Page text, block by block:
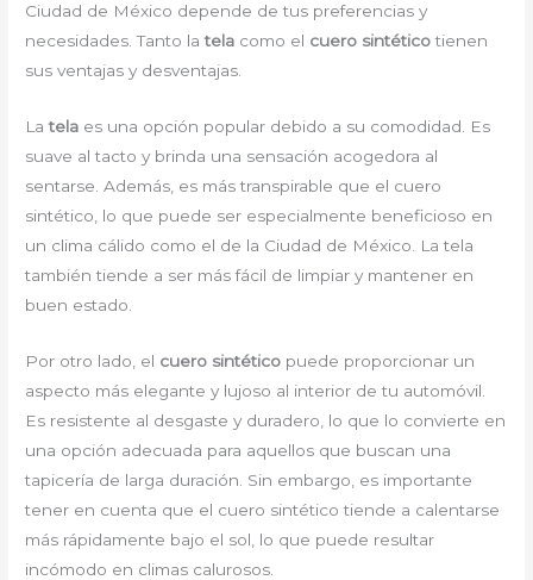
Ciudad de México depende de tus preferencias y
necesidades. Tanto latela como el cuero sintéticotienen
sus ventajas y desventajas.
Latela es una opción popular debido a su comodidad. Es
suave al tacto y brinda una sensación acogedora al
sentarse. Además, es más transpirable que el cuero
sintético, lo que puede ser especialmente beneficioso en
un clima cálido como el de la Ciudad de México. La tela
también tiende a ser más fácil de limpiar y mantener en
buen estado.
Por otro lado, el cuero sintético puede proporcionar un
aspecto más elegante y lujoso al interior de tu automóvil.
Es resistente al desgaste y duradero, lo que lo convierte en
una opción adecuada para aquellos que buscan una
tapicería de larga duración. Sin embargo, es importante
tener en cuenta que el cuero sintético tiende a calentarse
más rápidamente bajo el sol, lo que puede resultar
incómodo en climas calurosos.